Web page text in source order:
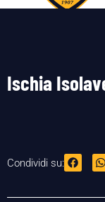
Ischia
Condividi su: